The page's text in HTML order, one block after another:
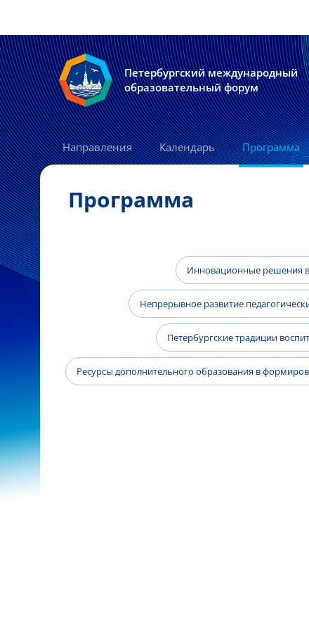
Петербургский международный
образовательный форум
Направления Календарь Программа
Программа
Инновационные решения
Непрерывное развитие
Петербургские традиции
Ресурсы дополнительного образования в